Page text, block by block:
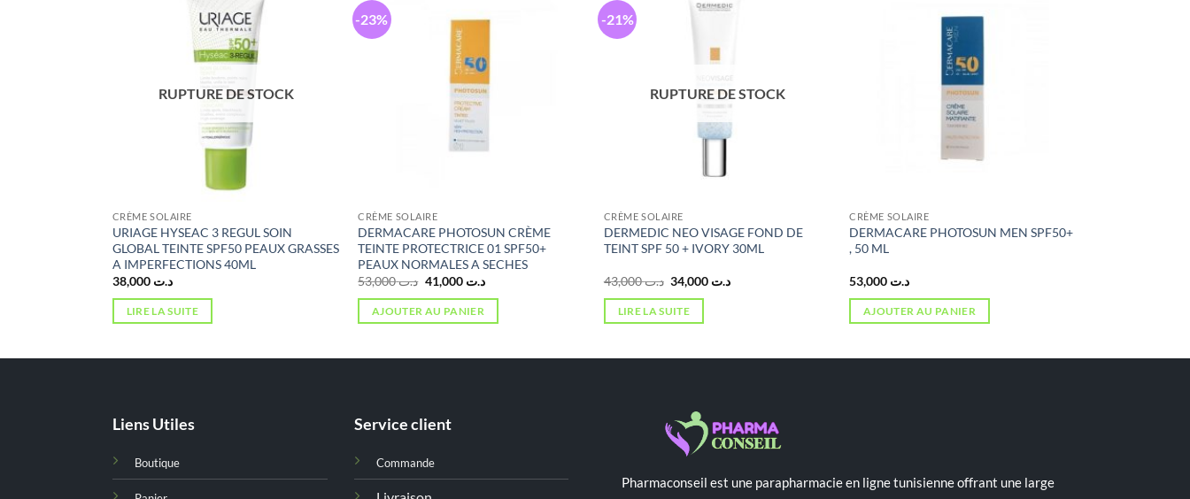
RUPTURE DE STOCK
CRÈME SOLAIRE
URIAGE HYSEAC 3 REGUL SOIN
GLOBAL TEINTE SPF50 PEAUX GRASSES
A IMPERFECTIONS 40ML
د.ت 38,000
LIRE LA SUITE
-23%
CRÈME SOLAIRE
DERMACARE PHOTOSUN CRÈME
TEINTE PROTECTRICE 01 SPF50+
PEAUX NORMALES A SECHES
د.ت53,000
Le
prix
initial
était :
د.ت 41,000
Le
actuel
est :
AJOUTER AU PANIER
-21%
RUPTURE DE STOCK
CRÈME SOLAIRE
DERMEDIC NEO VISAGE FOND DE
TEINT SPF 50 + IVORY 30ML
د.ت43,000
Le
prix
initial
était :
د.تLe
LIRE LA SUITE
CRÈME SOLAIRE
DERMACARE PHOTOSUN MEN SPF50+
, 50 ML
د.ت
AJOUTER AU PANIER
Liens Utiles
Boutique
Service client
Commande
Pharmaconseil est une parapharmacie en ligne tunisienne offrant une large